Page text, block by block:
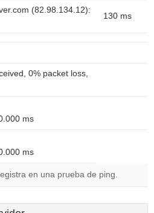
(82.98.134.12):
130 ms
0% packet loss,
ms
ms
en una prueba de ping.